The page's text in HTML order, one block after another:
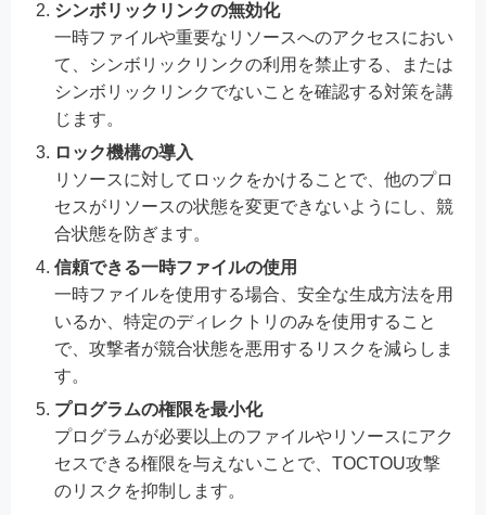
シンボリックリンクの無効化
一時ファイルや重要なリソースへのアクセスにおい
て、シンボリックリンクの利用を禁止する、または
シンボリックリンクでないことを確認する対策を講
じます。
ロック機構の導入
リソースに対してロックをかけることで、他のプロ
セスがリソースの状態を変更できないようにし、競
合状態を防ぎます。
信頼できる一時ファイルの使用
一時ファイルを使用する場合、安全な生成方法を用
いるか、特定のディレクトリのみを使用すること
で、攻撃者が競合状態を悪用するリスクを減らしま
す。
プログラムの権限を最小化
プログラムが必要以上のファイルやリソースにアク
セスできる権限を与えないことで、TOCTOU攻撃
のリスクを抑制します。